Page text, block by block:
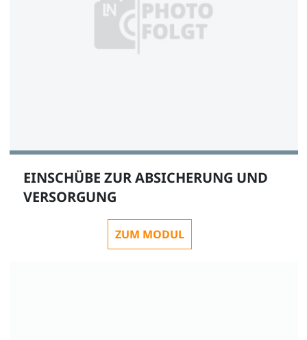
EINSCHÜBE ZUR ABSICHERUNG UND
VERSORGUNG
ZUM MODUL